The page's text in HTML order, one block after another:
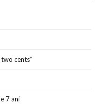
cents”
7 ani